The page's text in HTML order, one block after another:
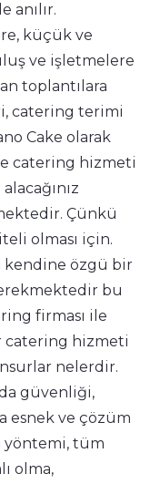
anılır.
küçük ve
ve işletmelere
toplantılara
catering terimi
Cake olarak
catering hizmeti
Çünkü
olması için.
kendine özgü bir
bu
firması ile
catering hizmeti
nelerdir.
güvenliği,
esnek ve çözüm
yöntemi, tüm
olma,